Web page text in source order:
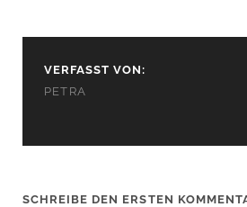
VERFASST VON:
PETRA
SCHREIBE DEN ERSTEN